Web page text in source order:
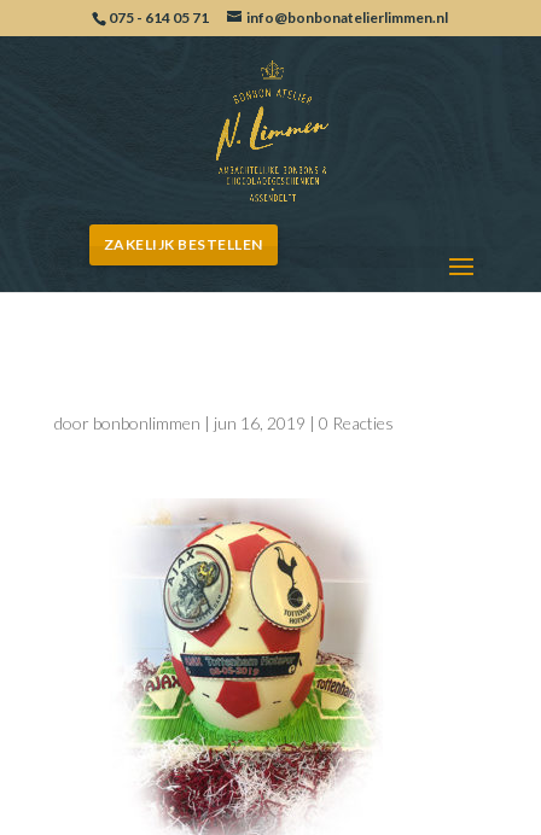
075 - 614 05 71 info@bonbonatelierlimmen.nl
ZAKELIJK BESTELLEN
door bonbonlimmen | jun 16, 2019 | 0 Reacties